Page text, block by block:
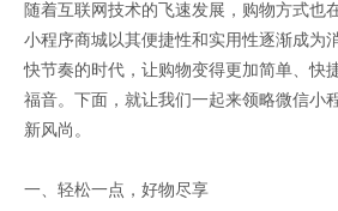
随着互联网技术的飞速发展，购物方式也
小程序商城以其便捷性和实用性逐渐成为
快节奏的时代，让购物变得更加简单、快
福音。下面，就让我们一起来领略微信小
新风尚。
一、轻松一点，好物尽享